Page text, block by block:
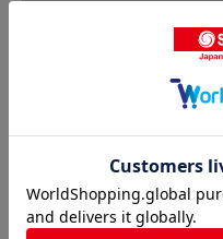
精肉シールの人気商品と